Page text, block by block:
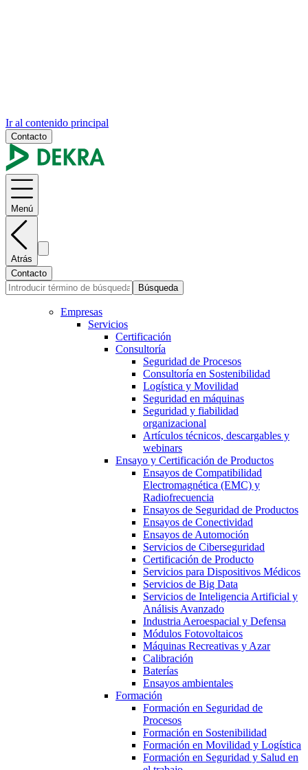
Ir al contenido principal
Contacto
Menú
Atrás
Contacto
Búsqueda
Empresas
Servicios
Certificación
Consultoría
Seguridad de Procesos
Consultoría en Sostenibilidad
Logística y Movilidad
Seguridad en máquinas
Seguridad y fiabilidad
organizacional
Artículos técnicos, descargables y
webinars
Ensayo y Certificación de Productos
Ensayos de Compatibilidad
Electromagnética (EMC) y
Radiofrecuencia
Ensayos de Seguridad de Productos
Ensayos de Conectividad
Ensayos de Automoción
Servicios de Ciberseguridad
Certificación de Producto
Servicios para Dispositivos Médicos
Servicios de Big Data
Servicios de Inteligencia Artificial y
Análisis Avanzado
Industria Aeroespacial y Defensa
Módulos Fotovoltaicos
Máquinas Recreativas y Azar
Calibración
Baterías
Ensayos ambientales
Formación
Formación en Seguridad de
Procesos
Formación en Sostenibilidad
Formación en Movilidad y Logística
Formación en Seguridad y Salud en